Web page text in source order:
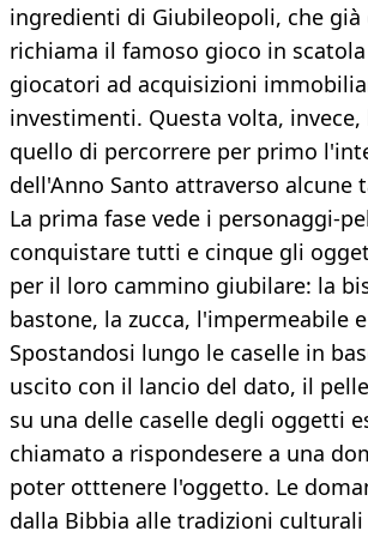
ingredienti di Giubileopoli, che già
richiama il famoso gioco in
giocatori ad acquisizioni
investimenti. Questa volta,
quello di percorrere per primo
dell'Anno Santo attraverso alcune
La prima fase vede i personaggi-
conquistare tutti e cinque gli
per il loro cammino giubilare: la
bastone, la zucca, l'impermeabile
Spostandosi lungo le caselle in
uscito con il lancio del dato, il
su una delle caselle degli oggetti
chiamato a rispondesere a una
poter otttenere l'oggetto. Le
dalla Bibbia alle tradizioni